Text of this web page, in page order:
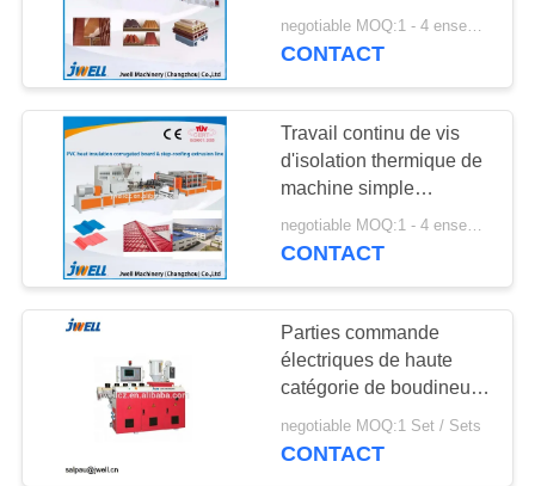
Unique vis
extrudeuse
16
vis et barils
d'extrudeuse
d'extrudeuse
negotiable MOQ:1 - 4 ensembles
CONTACT
Travail continu de vis
d'isolation thermique de
machine simple
d'extrusion
negotiable MOQ:1 - 4 ensembles
CONTACT
Parties commande
électriques de haute
catégorie de boudineuse
à vis de profil d'ABS de
PC seules
negotiable MOQ:1 Set / Sets
CONTACT